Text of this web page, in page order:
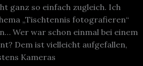
ganz so einfach zugleich. Ich
„Tischtennis fotografieren“
Wer war schon einmal bei einem
Dem ist vielleicht aufgefallen,
Kameras